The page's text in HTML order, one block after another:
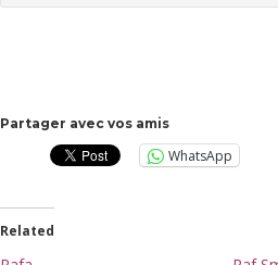
Partager avec vos amis
WhatsApp
Related